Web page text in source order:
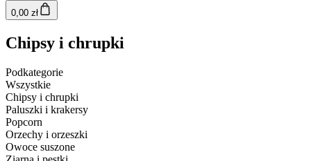
0,00 zł
Chipsy i chrupki
Podkategorie
Wszystkie
Chipsy i chrupki
Paluszki i krakersy
Popcorn
Orzechy i orzeszki
Owoce suszone